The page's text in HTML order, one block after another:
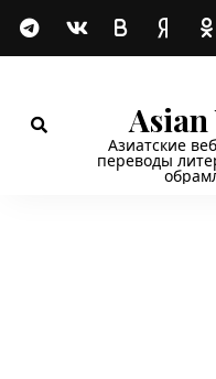
Asian
Азиатские
переводы